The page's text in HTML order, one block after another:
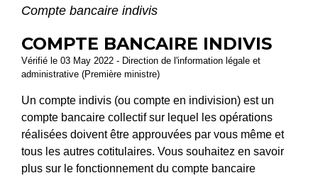
Compte bancaire indivis
COMPTE BANCAIRE INDIVIS
Vérifié le 03 May 2022 - Direction de l'information légale et
administrative (Première ministre)
Un compte indivis (ou compte en indivision) est un
compte bancaire collectif sur lequel les opérations
réalisées doivent être approuvées par vous même et
tous les autres cotitulaires. Vous souhaitez en savoir
plus sur le fonctionnement du compte bancaire